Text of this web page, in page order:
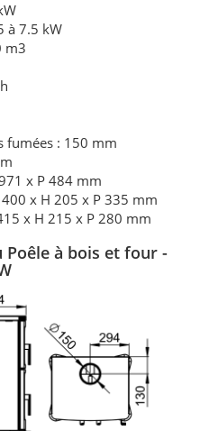
à 7.5 kW
m3
fumées : 150 mm
x P 484 mm
x H 205 x P 335 mm
x H 215 x P 280 mm
Poêle à bois et four -